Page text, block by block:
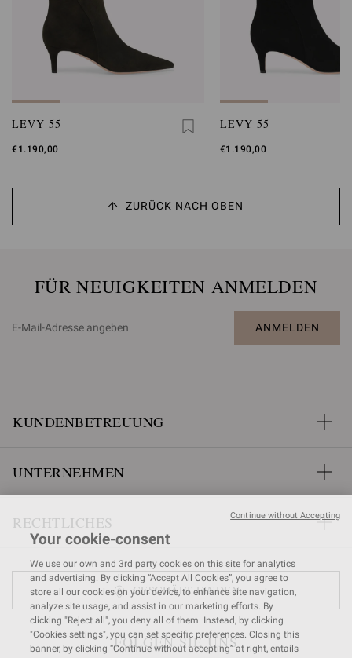
LEVY 55
€1.190,00
LEVY 55
€1.190,00
ZURÜCK NACH OBEN
FÜR NEUIGKEITEN ANMELDEN
ANMELDEN
KUNDENBETREUUNG
UNTERNEHMEN
RECHTLICHES
GESCHÄFT FINDEN
FOLGEN SIE UNS
Your cookie-consent
We use our own and 3rd party cookies on this site for analytics
and advertising. By clicking “Accept All Cookies”, you agree to
store all our cookies on your device, to enhance site navigation,
analyze site usage, and assist in our marketing efforts. By
clicking "Reject all", you deny all of them. Instead, by clicking
"Cookies settings", you can set specific preferences. Closing this
banner, by clicking “Continue without accepting” at right, entails
Continue without Accepting